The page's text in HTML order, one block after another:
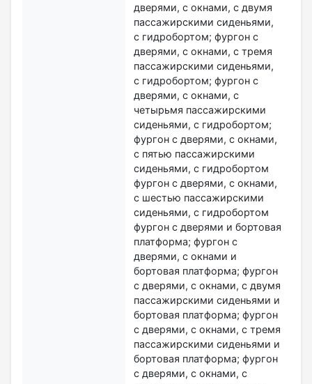
дверями, с окнами, с двумя
пассажирскими сиденьями,
с гидробортом; фургон с
дверями, с окнами, с тремя
пассажирскими сиденьями,
с гидробортом; фургон с
дверями, с окнами, с
четырьмя пассажирскими
сиденьями, с гидробортом;
фургон с дверями, с окнами,
с пятью пассажирскими
сиденьями, с гидробортом
фургон с дверями, с окнами,
с шестью пассажирскими
сиденьями, с гидробортом
фургон с дверями и бортовая
платформа; фургон с
дверями, с окнами и
бортовая платформа; фургон
с дверями, с окнами, с двумя
пассажирскими сиденьями и
бортовая платформа; фургон
с дверями, с окнами, с тремя
пассажирскими сиденьями и
бортовая платформа; фургон
с дверями, с окнами, с